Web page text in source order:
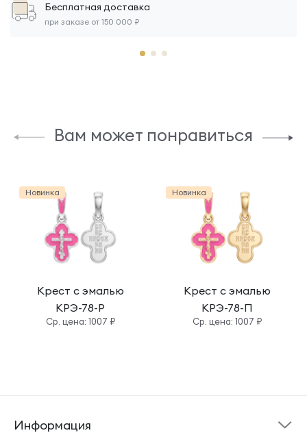
Бесплатная доставка
при заказе от 150 000 ₽
Вам может понравиться
Новинка
Крест с эмалью
КРЭ-78-Р
Cр. цена: 1007 ₽
Новинка
Крест с эмалью
КРЭ-78-П
Cр. цена: 1007 ₽
Информация
Склад готовой